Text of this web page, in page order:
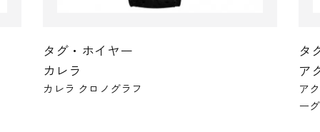
タグ・ホイヤー
アクアレーサー
アクアレーサー プロフェッショナル200 ソーラ